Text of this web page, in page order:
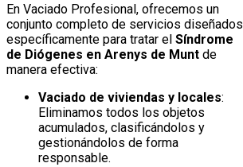
En Vaciado Profesional, ofrecemos un
conjunto completo de servicios diseñados
específicamente para tratar el Síndrome
de Diógenes en Arenys de Munt de
manera efectiva:
Vaciado de viviendas y locales:
Eliminamos todos los objetos
acumulados, clasificándolos y
gestionándolos de forma
responsable.